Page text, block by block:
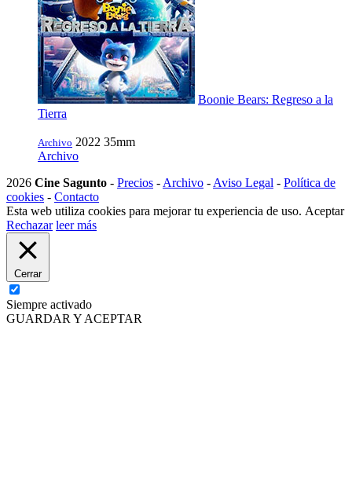
Boonie Bears: Regreso a la
Tierra
Archivo 2022 35mm
Archivo
2026 Cine Sagunto - Precios - Archivo - Aviso Legal - Política de
cookies - Contacto
Esta web utiliza cookies para mejorar tu experiencia de uso. Aceptar
Rechazar leer más
Cerrar
Siempre activado
GUARDAR Y ACEPTAR